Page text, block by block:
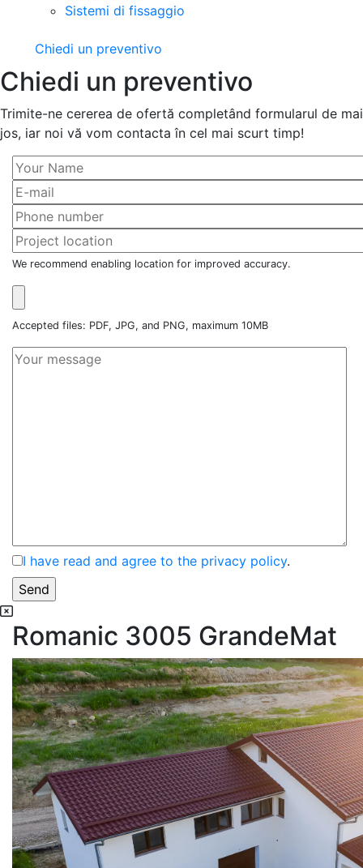
Sistemi di fissaggio
Chiedi un preventivo
Chiedi un preventivo
Trimite-ne cererea de ofertă completând formularul de mai
jos, iar noi vă vom contacta în cel mai scurt timp!
We recommend enabling location for improved accuracy.
Accepted files: PDF, JPG, and PNG, maximum 10MB
I have read and agree to the privacy policy.
Romanic 3005 GrandeMat